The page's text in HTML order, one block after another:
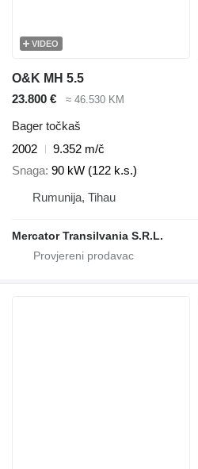
VIDEO
O&K MH 5.5
23.800 €
≈ 46.530 KM
Bager točkaš
2002
9.352 m/č
Snaga 90 kW (122 k.s.)
Rumunija, Tihau
Mercator Transilvania S.R.L.